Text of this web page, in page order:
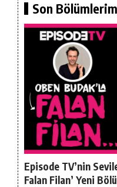
Son
Episode TV’nin
Falan Filan’ Yeni